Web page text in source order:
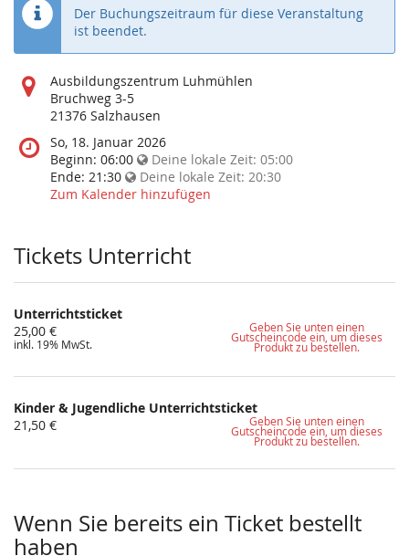
Der Buchungszeitraum für diese Veranstaltung
ist beendet.
Wo
findet
diese
statt?
Ausbildungszentrum Luhmühlen
Bruchweg 3-5
21376 Salzhausen
Wann
findet
diese
Veranstaltung
So, 18. Januar 2026
Beginn: 06:00 Deine lokale Zeit: 05:00
Ende: 21:30 Deine lokale Zeit: 20:30
Zum Kalender hinzufügen
Tickets Unterricht
Unterrichtsticket
25,00 €
inkl. 19% MwSt.
Geben Sie unten einen
Gutscheincode ein, um dieses
Produkt zu bestellen.
Kinder & Jugendliche Unterrichtsticket
21,50 €
Geben Sie unten einen
Gutscheincode ein, um dieses
Produkt zu bestellen.
Wenn Sie bereits ein Ticket bestellt
haben